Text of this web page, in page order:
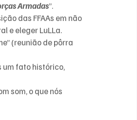
Armadas”.
das FFAAs em não
e eleger LuLLa.
(reunião de pôrra
um fato histórico,
som, o que nós